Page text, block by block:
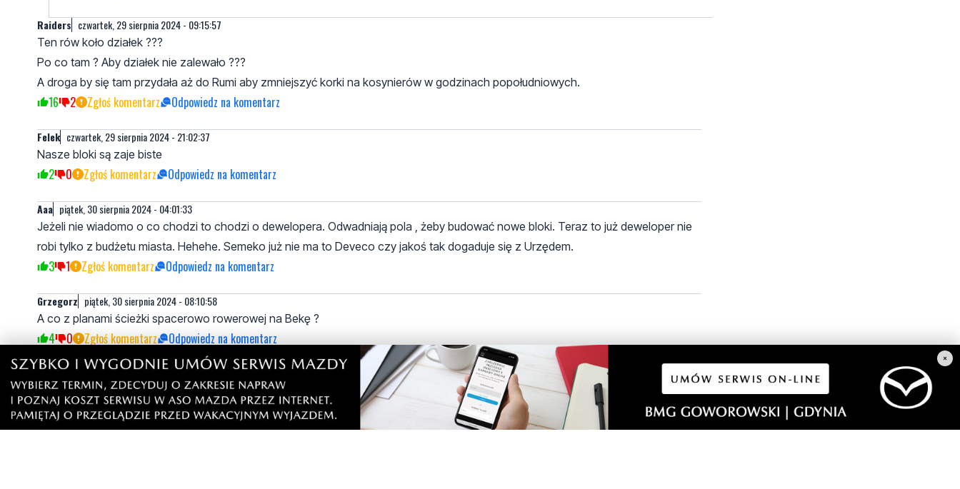
Raiders czwartek, 29 sierpnia 2024 - 09:15:57
Ten rów koło działek ???
Po co tam ? Aby działek nie zalewało ???
A droga by się tam przydała aż do Rumi aby zmniejszyć korki na kosynierów w godzinach popołudniowych.
16 2 Zgłoś komentarz Odpowiedz na komentarz
Felek czwartek, 29 sierpnia 2024 - 21:02:37
Nasze bloki są zaje biste
2 0 Zgłoś komentarz Odpowiedz na komentarz
Aaa piątek, 30 sierpnia 2024 - 04:01:33
Jeżeli nie wiadomo o co chodzi to chodzi o dewelopera. Odwadniają pola , żeby budować nowe bloki. Teraz to już deweloper nie
robi tylko z budżetu miasta. Hehehe. Semeko już nie ma to Deveco czy jakoś tak dogaduje się z Urzędem.
3 1 Zgłoś komentarz Odpowiedz na komentarz
Grzegorz piątek, 30 sierpnia 2024 - 08:10:58
A co z planami ścieżki spacerowo rowerowej na Bekę ?
4 0 Zgłoś komentarz Odpowiedz na komentarz
Rozczarowany piątek, 30 sierpnia 2024 - 19:37:12
Odwadniają działki za półtora miliona? Kpina!
A miasto nie ma kilkunastu tysięcy żeby położyć 100 metrów płyt na ulicy letniej
6 1 Zgłoś komentarz Odpowiedz na komentarz
×